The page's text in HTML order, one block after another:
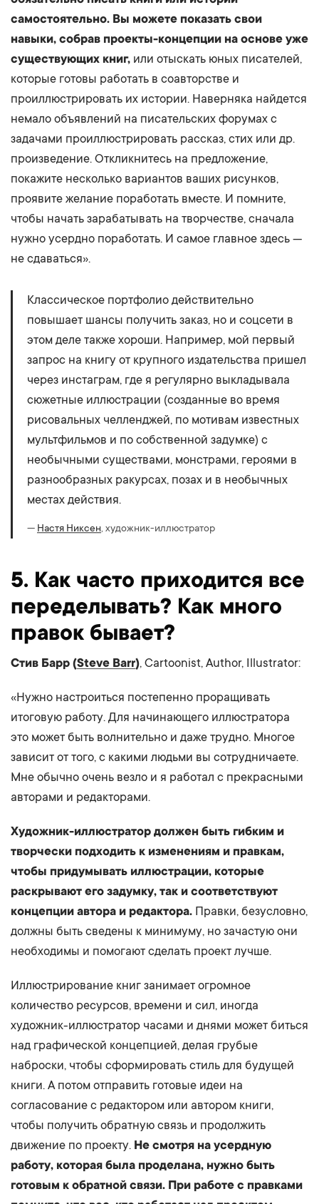
самостоятельно. Вы можете показать свои
навыки, собрав проекты-концепции на основе уже
существующих книг, или отыскать юных писателей,
которые готовы работать в соавторстве и
проиллюстрировать их истории. Наверняка найдется
немало объявлений на писательских форумах с
задачами проиллюстрировать рассказ, стих или др.
произведение. Откликнитесь на предложение,
покажите несколько вариантов ваших рисунков,
проявите желание поработать вместе. И помните,
чтобы начать зарабатывать на творчестве, сначала
нужно усердно поработать. И самое главное здесь —
не сдаваться».
Классическое портфолио действительно
повышает шансы получить заказ, но и соцсети в
этом деле также хороши. Например, мой первый
запрос на книгу от крупного издательства пришел
через инстаграм, где я регулярно выкладывала
сюжетные иллюстрации (созданные во время
рисовальных челленджей, по мотивам известных
мультфильмов и по собственной задумке) с
необычными существами, монстрами, героями в
разнообразных ракурсах, позах и в необычных
местах действия.
— Настя Никсен , художник-иллюстратор
5. Как часто приходится все
переделывать? Как много
правок бывает?
Стив Барр (Steve Barr), Cartoonist, Author, Illustrator:
«Нужно настроиться постепенно проращивать
итоговую работу. Для начинающего иллюстратора
это может быть волнительно и даже трудно. Многое
зависит от того, с какими людьми вы сотрудничаете.
Мне обычно очень везло и я работал с прекрасными
авторами и редакторами.
Художник-иллюстратор должен быть гибким и
творчески подходить к изменениям и правкам,
чтобы придумывать иллюстрации, которые
раскрывают его задумку, так и соответствуют
концепции автора и редактора. Правки, безусловно,
должны быть сведены к минимуму, но зачастую они
необходимы и помогают сделать проект лучше.
Иллюстрирование книг занимает огромное
количество ресурсов, времени и сил, иногда
художник-иллюстратор часами и днями может биться
над графической концепцией, делая грубые
наброски, чтобы сформировать стиль для будущей
книги. А потом отправить готовые идеи на
согласование с редактором или автором книги,
чтобы получить обратную связь и продолжить
движение по проекту. Не смотря на усердную
работу, которая была проделана, нужно быть
готовым к обратной связи. При работе с правками